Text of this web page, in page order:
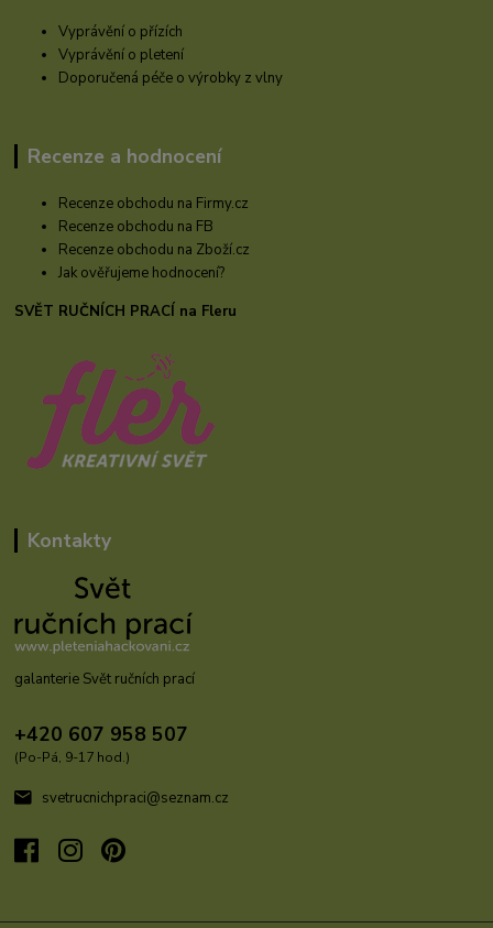
Vyprávění o přízích
Vyprávění o pletení
Doporučená péče o výrobky z vlny
Recenze a hodnocení
Recenze obchodu na Firmy.cz
Recenze obchodu na FB
Recenze obchodu na Zboží.cz
Jak ověřujeme hodnocení?
SVĚT RUČNÍCH PRACÍ na Fleru
Kontakty
galanterie Svět ručních prací
+420 607 958 507
(Po-Pá, 9-17 hod.)
svetrucnichpraci@seznam.cz